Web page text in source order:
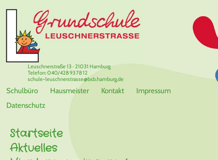
Schulbüro Hausmeister Kontakt
Impressum
Datenschutz
Leuschnerstraße 13 · 21031 Hamburg
Telefon: 040/428 93 78 12
schule-leuschnerstrasse@bsb.hamburg.de
Startseite
Aktuelles